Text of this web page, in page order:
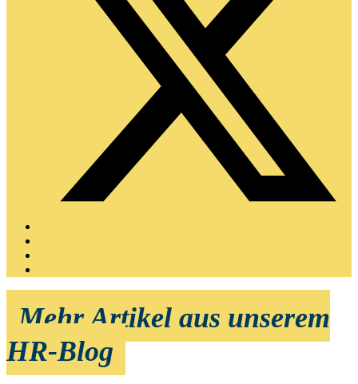
Mehr Artikel aus unserem
HR-Blog